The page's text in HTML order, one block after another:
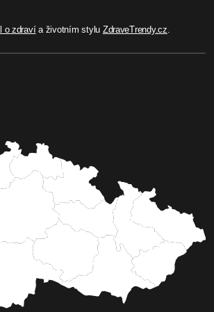
o zdravía životním stylu ZdraveTrendy.cz